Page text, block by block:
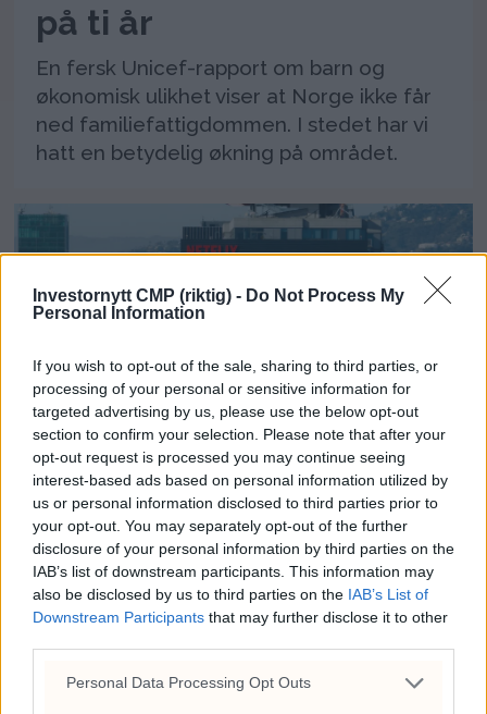
Investornytt CMP (riktig) - Do Not Process My
Personal Information
If you wish to opt-out of the sale, sharing to third parties, or
processing of your personal or sensitive information for
targeted advertising by us, please use the below opt-out
section to confirm your selection. Please note that after your
opt-out request is processed you may continue seeing
interest-based ads based on personal information utilized by
us or personal information disclosed to third parties prior to
your opt-out. You may separately opt-out of the further
disclosure of your personal information by third parties on the
IAB’s list of downstream participants. This information may
also be disclosed by us to third parties on the IAB’s List of
Downstream Participants that may further disclose it to other
Personal Data Processing Opt Outs
på ti år
En fersk Unicef-rapport om barn og
økonomisk ulikhet viser at Norge ikke får
ned familiefattigdommen. I stedet har vi
hatt en betydelig økning på området.
Netflix øker prisene i
Norge med 20 kroner
Fra fredag øker Netflix prisene på
abonnementene i Norge. Startprisen går
nå opp fra 99 til 119 kroner i måneden.